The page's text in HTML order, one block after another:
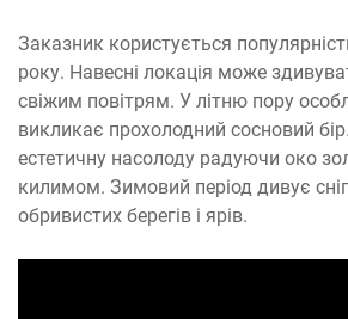
Заказник користується
року. Навесні локація може
свіжим повітрям. У літню пору
викликає прохолодний сосновий
естетичну насолоду радуючи око
килимом. Зимовий період дивує
обривистих берегів і ярів.